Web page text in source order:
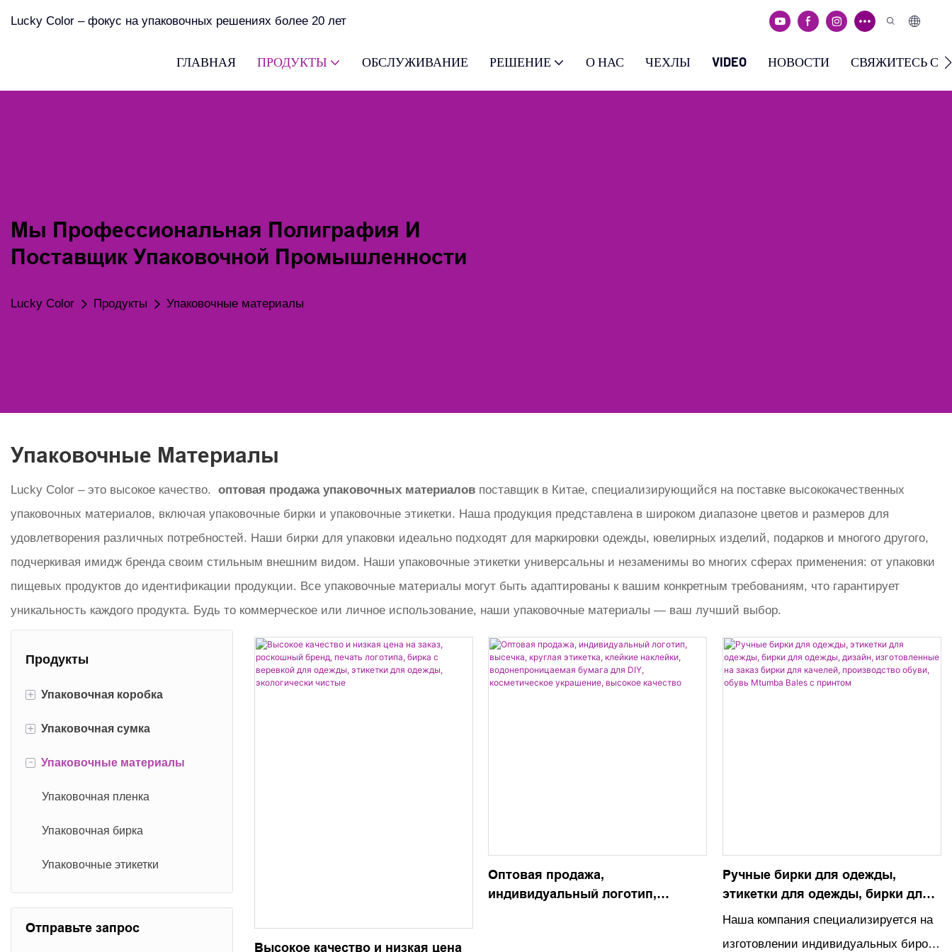
Lucky Color – фокус на упаковочных решениях более 20 лет
ГЛАВНАЯ ПРОДУКТЫ ОБСЛУЖИВАНИЕ РЕШЕНИЕ О НАС ЧЕХЛЫ VIDEO НОВОСТИ СВЯЖИТЕСЬ С
Мы Профессиональная Полиграфия И
Поставщик Упаковочной Промышленности
Lucky Color Продукты Упаковочные материалы
Упаковочные Материалы
Lucky Color – это высокое качество. оптовая продажа упаковочных материалов поставщик в Китае, специализирующийся на поставке высококачественных
упаковочных материалов, включая упаковочные бирки и упаковочные этикетки. Наша продукция представлена ​​в широком диапазоне цветов и размеров для
удовлетворения различных потребностей. Наши бирки для упаковки идеально подходят для маркировки одежды, ювелирных изделий, подарков и многого другого,
подчеркивая имидж бренда своим стильным внешним видом. Наши упаковочные этикетки универсальны и незаменимы во многих сферах применения: от упаковки
пищевых продуктов до идентификации продукции. Все упаковочные материалы могут быть адаптированы к вашим конкретным требованиям, что гарантирует
уникальность каждого продукта. Будь то коммерческое или личное использование, наши упаковочные материалы — ваш лучший выбор.
Продукты
+ Упаковочная коробка
Транспортировочная коробка
Цилиндровая коробка
Картонная коробка
Магнитная коробка
Крышка Коробка
Подарочная коробка
+ Упаковочная сумка
Бумажный пакет
Хлопковая сумка
Нетканый мешок
Бархатная сумка
- Упаковочные материалы
Упаковочная пленка
Упаковочная бирка
Упаковочные этикетки
Отправьте запрос
Высокое качество и низкая цена
Оптовая продажа,
индивидуальный логотип,
Ручные бирки для одежды,
этикетки для одежды, бирки для
одежды, дизайн, изготовленные
Наша компания специализируется на
изготовлении индивидуальных бирок